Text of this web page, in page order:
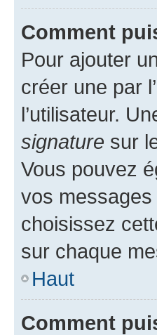
Comment
Pour ajouter
créer une par
l’utilisateur.
signature sur
Vous pouvez
vos
choisissez
sur chaque
Haut
Comment